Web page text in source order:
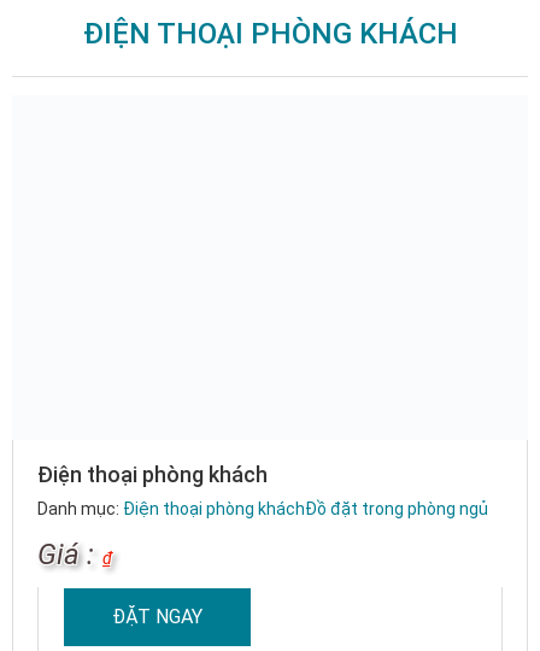
ĐIỆN THOẠI PHÒNG KHÁCH
Điện thoại phòng khách
Danh mục: Điện thoại phòng kháchĐồ đặt trong phòng ngủ
Giá : ₫
ĐẶT NGAY